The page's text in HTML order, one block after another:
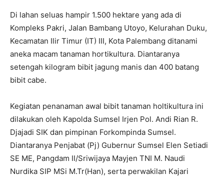
Di lahan seluas hampir 1.500 hektare yang ada di
Kompleks Pakri, Jalan Bambang Utoyo, Kelurahan Duku,
Kecamatan Ilir Timur (IT) III, Kota Palembang ditanami
aneka macam tanaman hortikultura. Diantaranya
setengah kilogram bibit jagung manis dan 400 batang
bibit cabe.
Kegiatan penanaman awal bibit tanaman holtikultura ini
dilakukan oleh Kapolda Sumsel Irjen Pol. Andi Rian R.
Djajadi SIK dan pimpinan Forkompinda Sumsel.
Diantaranya Penjabat (Pj) Gubernur Sumsel Elen Setiadi
SE ME, Pangdam II/Sriwijaya Mayjen TNI M. Naudi
Nurdika SIP MSi M.Tr(Han), serta perwakilan Kajari